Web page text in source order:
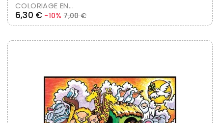
COLORIAGE EN...
6,30 € Prix
de
-10% 7,00 €Prix